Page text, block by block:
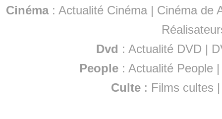
Cinéma: Actualité Cinéma | Cinéma de
Dvd : Actualité DVD |
People :Actualité People
Culte : Films cultes